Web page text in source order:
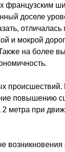
французским
доселе
и мокрой
на более
происшествий.
повышению
метра при